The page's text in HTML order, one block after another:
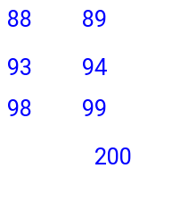
88
89
93
94
98
99
200